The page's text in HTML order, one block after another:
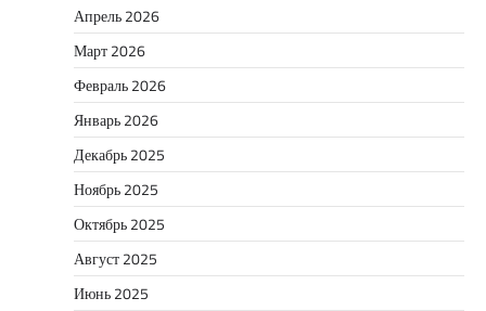
Апрель 2026
Март 2026
Февраль 2026
Январь 2026
Декабрь 2025
Ноябрь 2025
Октябрь 2025
Август 2025
Июнь 2025